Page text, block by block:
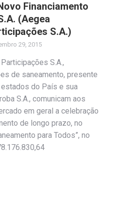
Financiamento
(Aegea
S.A.)
29, 2015
S.A.,
de saneamento, presente
do País e sua
S.A., comunicam aos
em geral a celebração
de longo prazo, no
para Todos”, no